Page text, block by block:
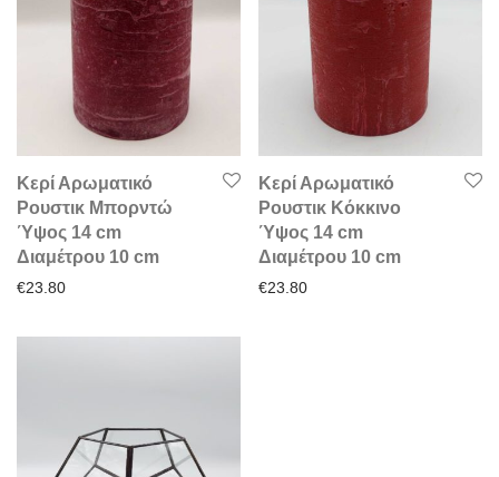
Κερί Αρωματικό
Ρουστικ Μπορντώ
Ύψος 14 cm
Διαμέτρου 10 cm
€23.80
Κερί Αρωματικό
Ρουστικ Κόκκινο
Ύψος 14 cm
Διαμέτρου 10 cm
€23.80